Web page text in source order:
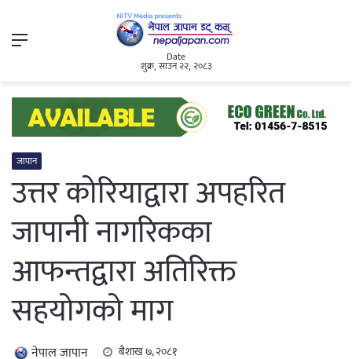
Menu
Date
शुक्र, साउन २२, २०८३
जापान
उत्तर कोरियाद्वारा अपहरित
जापानी नागरिकका
आफन्तद्वारा अतिरिक्त
सहयोगको माग
नेपाल जापान बैशाख ७, २०८१